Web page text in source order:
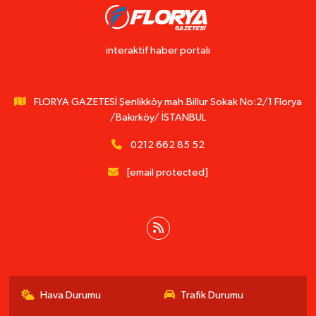
interaktif haber portalı
FLORYA GAZETESİ Şenlikköy mah.Billur Sokak No:2/1 Florya
/Bakırköy/ İSTANBUL
0212 662 85 52
[email protected]
Hava Durumu Trafik Durumu